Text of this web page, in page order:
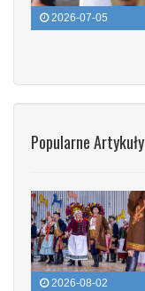
2026-07-05
Popularne Artykuły
2026-08-02